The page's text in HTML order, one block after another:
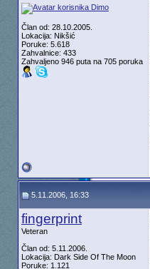
Član od: 28.10.2005.
Lokacija: Nikšić
Poruke: 5.618
Zahvalnice: 433
Zahvaljeno 946 puta na 705 poruka
5.11.2006, 16:33
fingerprint
Veteran
Član od: 5.11.2006.
Lokacija: Dark Side Of The Moon
Poruke: 1.121